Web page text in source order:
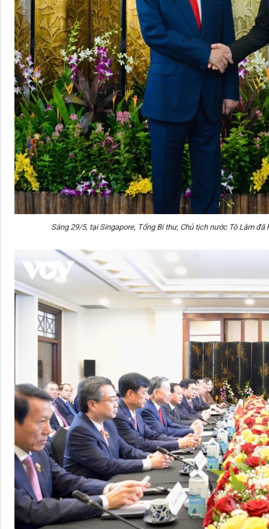
Sáng 29/5, tại Singapore, Tổng Bí thư, Chủ tịch nước Tô Lâm